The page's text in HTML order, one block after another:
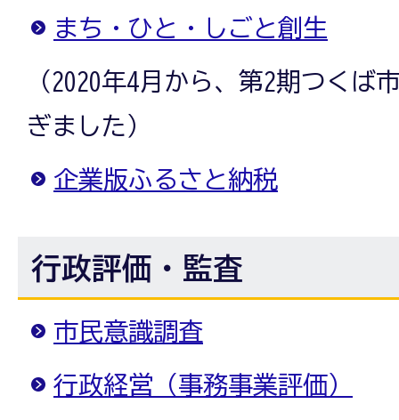
まち・ひと・しごと創生
（2020年4月から、第2期つくば
ぎました）
企業版ふるさと納税
行政評価・監査
市民意識調査
行政経営（事務事業評価）